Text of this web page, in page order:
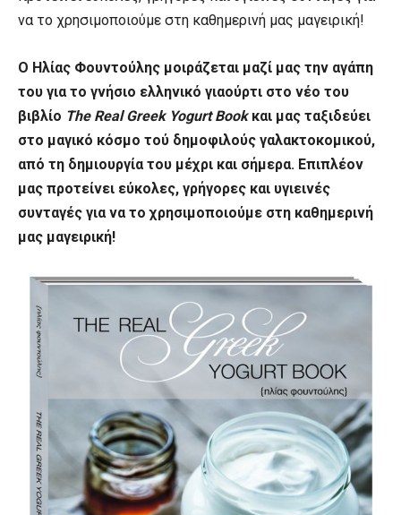
να το χρησιμοποιούμε στη καθημερινή μας μαγειρική!
O Ηλίας Φουντούλης μοιράζεται μαζί μας την αγάπη
του για το γνήσιο ελληνικό γιαούρτι στο νέο του
βιβλίο The Real Greek Yogurt Bookκαι μας ταξιδεύει
στο μαγικό κόσμο τού δημοφιλούς γαλακτοκομικού,
από τη δημιουργία του μέχρι και σήμερα. Επιπλέον
μας προτείνει εύκολες, γρήγορες και υγιεινές
συνταγές για να το χρησιμοποιούμε στη καθημερινή
μας μαγειρική!